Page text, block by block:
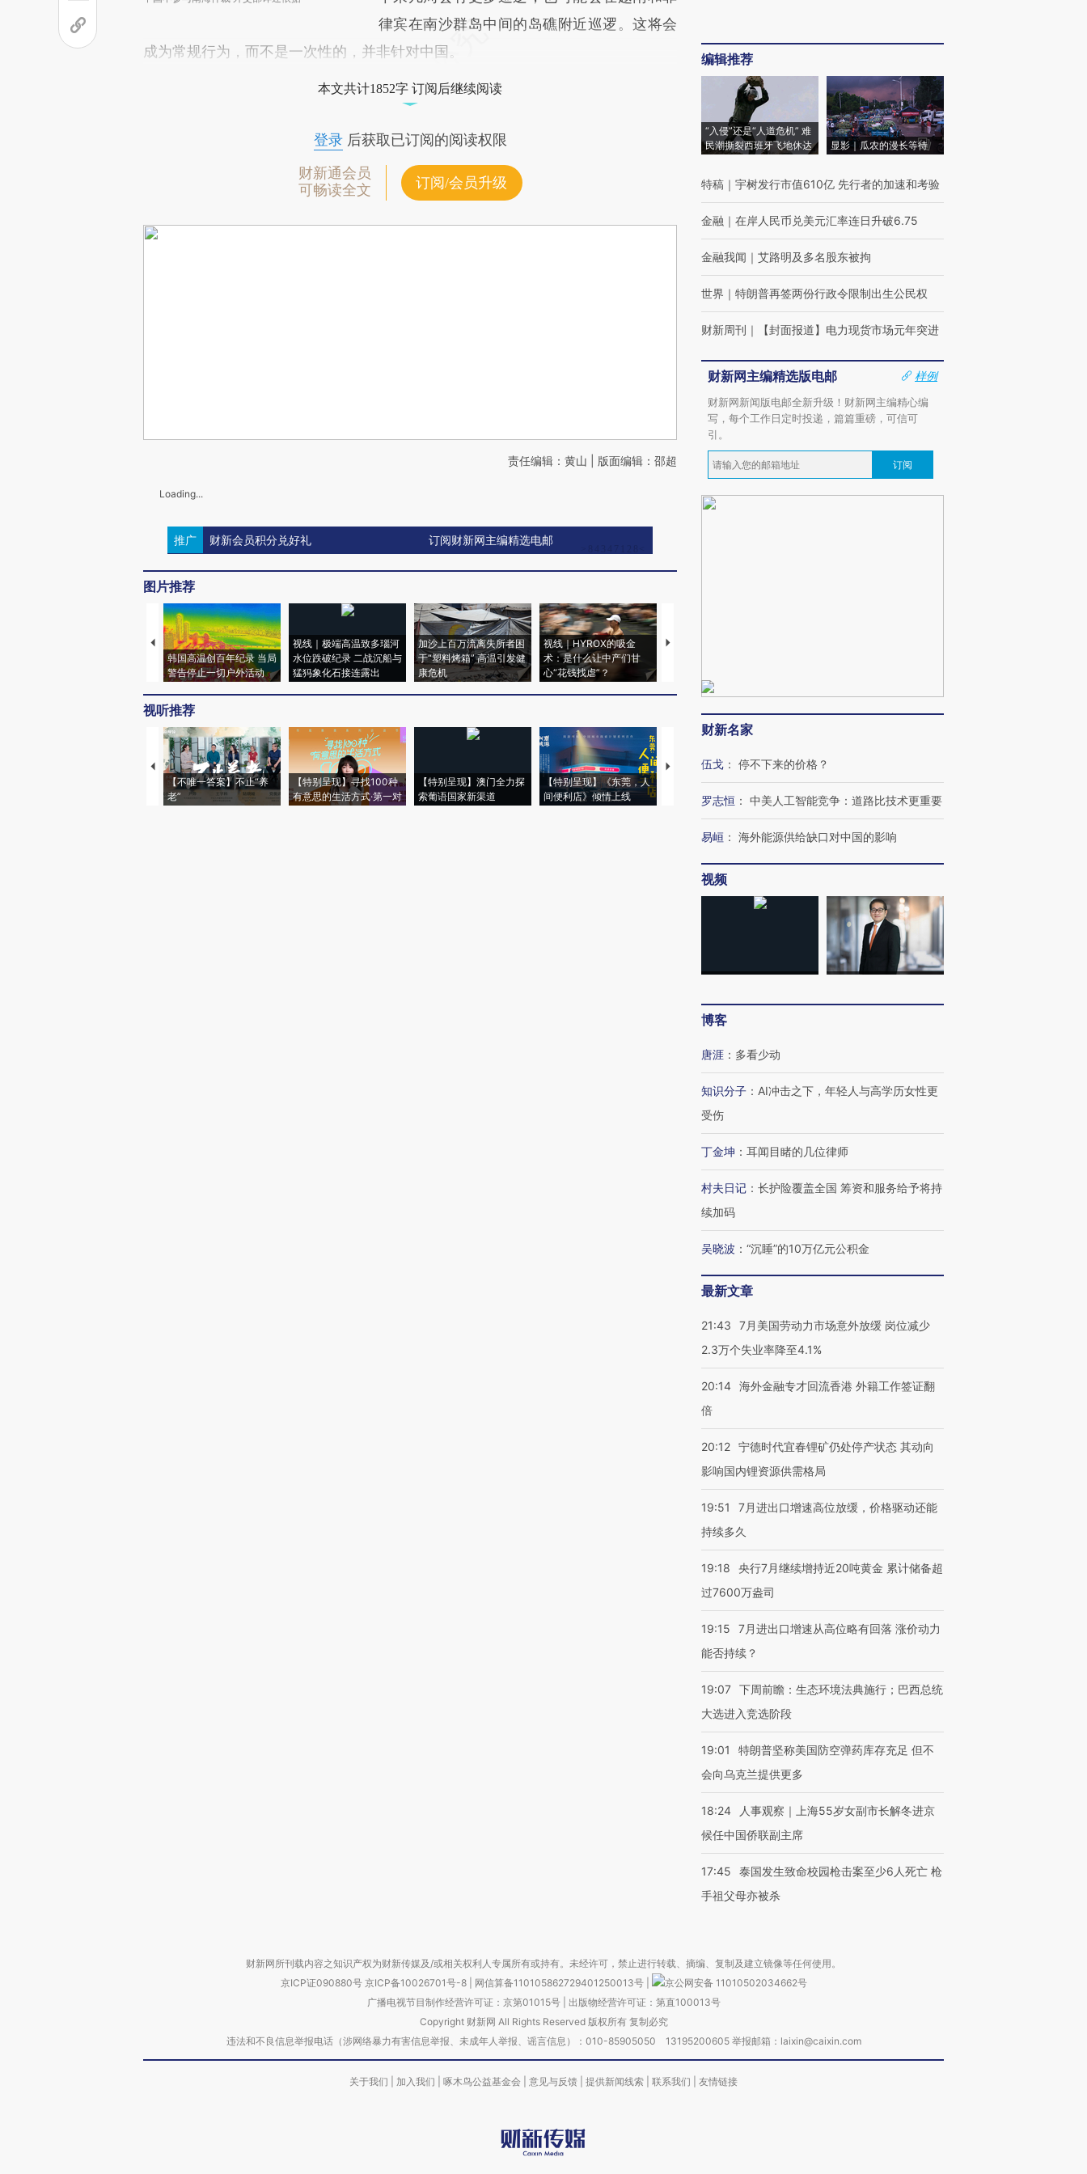
律宾在南沙群岛中间的岛礁附近巡逻。这将会
成为常规行为，而不是一次性的，并非针对中国。
本文共计1852字 订阅后继续阅读
登录后获取已订阅的阅读权限
财新通会员
可畅读全文
订阅/会员升级
责任编辑：黄山 | 版面编辑：邵超
Loading...
推广 财新会员积分兑好礼 订阅财新网主编精选电邮
图片推荐
韩国高温创百年纪录 当局
警告停止一切户外活动
视线｜极端高温致多瑙河
水位跌破纪录 二战沉船与
猛犸象化石接连露出
加沙上百万流离失所者困
于“塑料烤箱” 高温引发健
康危机
视线｜HYROX的吸金
术：是什么让中产们甘
心“花钱找虐”？
马航飞行员跨国走私7万
视听推荐
【不唯一答案】不止“养
老”
【特别呈现】寻找100种
有意思的生活方式·第一对
【特别呈现】澳门全力探
索葡语国家新渠道
【特别呈现】《东莞，人
间便利店》倾情上线
【推广】走进第四届链博
会，让数智科技“链”接产
【特别呈现】寻找100种
有意思的生活方式·第三对
CFO：不靠规模取胜，华
住三大增长引擎是什么？
编辑推荐
“入侵”还是“人道危机” 难
民潮撕裂西班牙飞地休达
显影｜瓜农的漫长等待
特稿 ｜ 宇树发行市值610亿 先行者的加速和考验
金融 ｜ 在岸人民币兑美元汇率连日升破6.75
金融我闻 ｜ 艾路明及多名股东被拘
世界 ｜ 特朗普再签两份行政令限制出生公民权
财新周刊 ｜ 【封面报道】电力现货市场元年突进
财新网主编精选版电邮
样例
财新网新闻版电邮全新升级！财新网主编精心编
写，每个工作日定时投递，篇篇重磅，可信可
引。
订阅
财新名家
伍戈 ： 停不下来的价格？
罗志恒 ： 中美人工智能竞争：道路比技术更重要
易峘 ： 海外能源供给缺口对中国的影响
视频
博客
唐涯 ： 多看少动
知识分子 ： AI冲击之下，年轻人与高学历女性更
受伤
丁金坤 ： 耳闻目睹的几位律师
村夫日记 ： 长护险覆盖全国 筹资和服务给予将持
续加码
吴晓波 ： “沉睡”的10万亿元公积金
最新文章
21:43
7月美国劳动力市场意外放缓 岗位减少
2.3万个失业率降至4.1%
20:14 海外金融专才回流香港 外籍工作签证翻
倍
20:12 宁德时代宜春锂矿仍处停产状态 其动向
影响国内锂资源供需格局
19:51
7月进出口增速高位放缓，价格驱动还能
持续多久
19:18
央行7月继续增持近20吨黄金 累计储备超
过7600万盎司
19:15
7月进出口增速从高位略有回落 涨价动力
能否持续？
19:07 下周前瞻：生态环境法典施行；巴西总统
大选进入竞选阶段
19:01
特朗普坚称美国防空弹药库存充足 但不
会向乌克兰提供更多
18:24
人事观察｜上海55岁女副市长解冬进京
候任中国侨联副主席
17:45
泰国发生致命校园枪击案至少6人死亡 枪
手祖父母亦被杀
财新网所刊载内容之知识产权为财新传媒及/或相关权利人专属所有或持有。未经许可，禁止进行转载、摘编、复制及建立镜像等任何使用。
京ICP证090880号 京ICP备10026701号-8 网信算备110105862729401250013号
京公网安备 11010502034662号
广播电视节目制作经营许可证：京第01015号| 出版物经营许可证：第直100013号
Copyright 财新网 All Rights Reserved 版权所有 复制必究
违法和不良信息举报电话（涉网络暴力有害信息举报、未成年人举报、谣言信息）：010-85905050 13195200605 举报邮箱：laixin@caixin.com
关于我们 加入我们 啄木鸟公益基金会 意见与反馈 提供新闻线索 联系我们 友情链接